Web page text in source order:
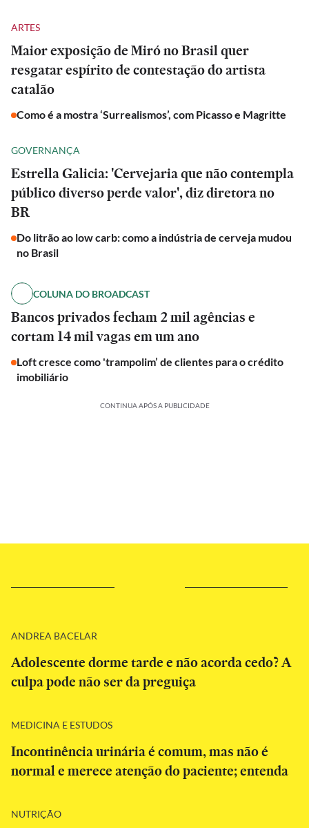
ARTES
Maior exposição de Miró no Brasil quer
resgatar espírito de contestação do artista
catalão
Como é a mostra ‘Surrealismos’, com Picasso e Magritte
GOVERNANÇA
Estrella Galicia: 'Cervejaria que não contempla
público diverso perde valor', diz diretora no
BR
Do litrão ao low carb: como a indústria de cerveja mudou
no Brasil
COLUNA DO BROADCAST
Bancos privados fecham 2 mil agências e
cortam 14 mil vagas em um ano
Loft cresce como 'trampolim’ de clientes para o crédito
imobiliário
CONTINUA APÓS A PUBLICIDADE
ANDREA BACELAR
Adolescente dorme tarde e não acorda cedo? A
culpa pode não ser da preguiça
MEDICINA E ESTUDOS
Incontinência urinária é comum, mas não é
normal e merece atenção do paciente; entenda
NUTRIÇÃO